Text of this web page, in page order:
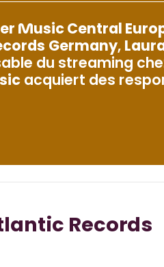
Music Central
Germany,
du streaming
acquiert des
Records